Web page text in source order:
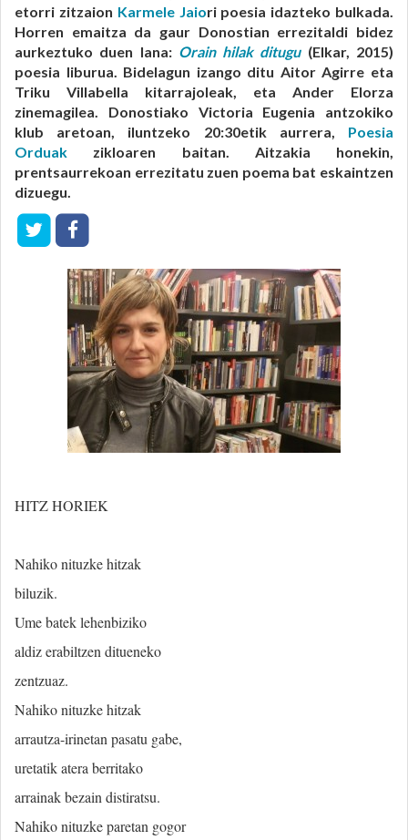
etorri zitzaion Karmele Jaiori poesia idazteko bulkada.
Horren emaitza da gaur Donostian errezitaldi bidez
aurkeztuko duen lana: Orain hilak ditugu (Elkar, 2015)
poesia liburua. Bidelagun izango ditu Aitor Agirre eta
Triku Villabella kitarrajoleak, eta Ander Elorza
zinemagilea. Donostiako Victoria Eugenia antzokiko
klub aretoan, iluntzeko 20:30etik aurrera, Poesia
Orduak zikloaren baitan. Aitzakia honekin,
prentsaurrekoan errezitatu zuen poema bat eskaintzen
dizuegu.
HITZ HORIEK
Nahiko nituzke hitzak
biluzik.
Ume batek lehenbiziko
aldiz erabiltzen ditueneko
zentzuaz.
Nahiko nituzke hitzak
arrautza-irinetan pasatu gabe,
uretatik atera berritako
arrainak bezain distiratsu.
Nahiko nituzke paretan gogor